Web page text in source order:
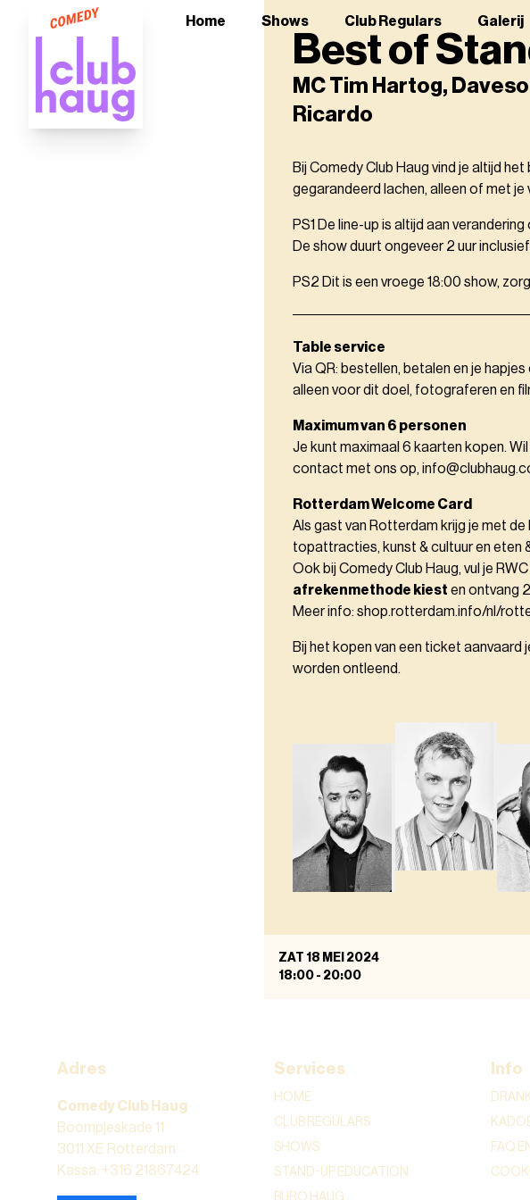
Home Shows Club Regulars Galerij
Best of
MC Tim Hartog,
Ricardo
Bij Comedy Club Haug vind je altijd
gegarandeerd lachen, alleen of met je
PS1 De line-up is altijd aan
De show duurt ongeveer 2 uur
PS2 Dit is een vroege 18:00 show,
Table service
Via QR: bestellen, betalen en je
alleen voor dit doel, fotograferen en
Maximum van 6 personen
Je kunt maximaal 6 kaarten kopen.
contact met ons op,
Rotterdam Welcome Card
Als gast van Rotterdam krijg je met
topattracties, kunst & cultuur en eten
Ook bij Comedy Club Haug, vul je RWC
afrekenmethode kiest en ontvang
Meer info: shop.rotterdam.info/nl/
Bij het kopen van een ticket aanvaard
worden ontleend.
ZAT 18 MEI 2024
18:00 - 20:00
Adres
Comedy Club Haug
Boompjeskade 11
3011 XE Rotterdam
Kassa: +316 21867424
Services
HOME
CLUB REGULARS
SHOWS
STAND-UP EDUCATION
BURO HAUG
Info
FAQ